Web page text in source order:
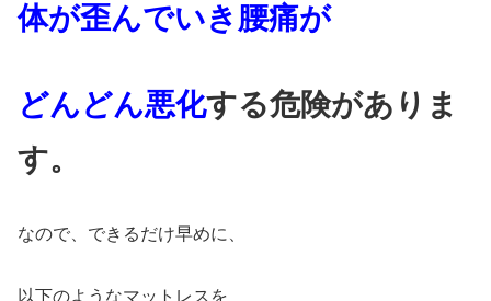
体が歪んでいき腰痛が
どんどん悪化する危険がありま
す。
なので、できるだけ早めに、
以下のようなマットレスを